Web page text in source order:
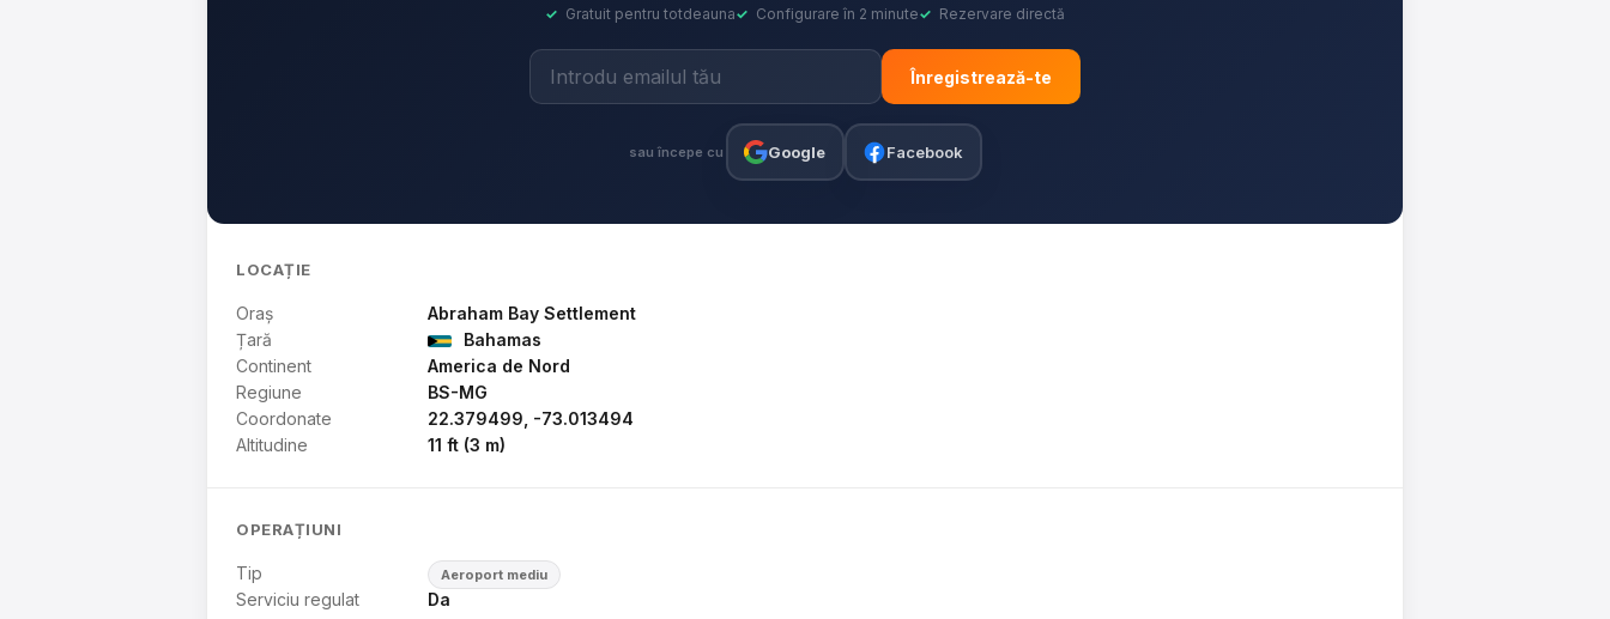
✓ Gratuit pentru totdeauna✓ Configurare în 2 minute✓ Rezervare directă
Înregistrează-te
sau începe cu Google Facebook
LOCAȚIE
Oraș
Abraham Bay Settlement
Țară
Bahamas
Continent
America de Nord
Regiune
BS-MG
Coordonate
22.379499, -73.013494
Altitudine
11 ft (3 m)
OPERAȚIUNI
Tip Aeroport mediu
Serviciu regulat Da